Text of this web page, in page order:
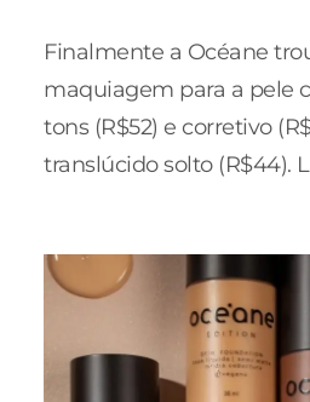
Finalmente a Océane
maquiagem para a pele
tons (R$52) e corretivo
translúcido solto (R$44).